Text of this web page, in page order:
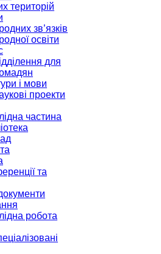
територій
зв’язків
освіти
для
і мови
проекти
частина
та
робота